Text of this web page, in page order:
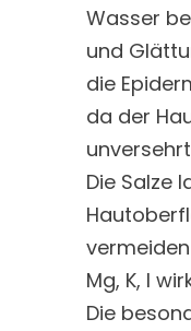
Wasser
und
die
da der
Die Salze
Mg, K, I
Die